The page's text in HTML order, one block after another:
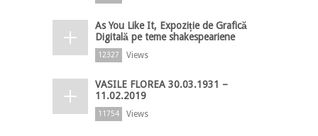
As You Like It, Expoziție de Grafică
Digitală pe teme shakespeariene
12327 Views
VASILE FLOREA 30.03.1931 –
11.02.2019
11754 Views